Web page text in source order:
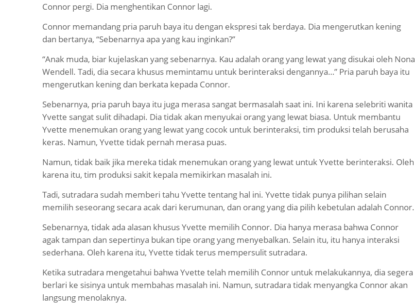
Connor pergi. Dia menghentikan Connor lagi.
Connor memandang pria paruh baya itu dengan ekspresi tak berdaya. Dia mengerutkan kening
dan bertanya, “Sebenarnya apa yang kau inginkan?”
“Anak muda, biar kujelaskan yang sebenarnya. Kau adalah orang yang lewat yang disukai oleh Nona
Wendell. Tadi, dia secara khusus memintamu untuk berinteraksi dengannya…” Pria paruh baya itu
mengerutkan kening dan berkata kepada Connor.
Sebenarnya, pria paruh baya itu juga merasa sangat bermasalah saat ini. Ini karena selebriti wanita
Yvette sangat sulit dihadapi. Dia tidak akan menyukai orang yang lewat biasa. Untuk membantu
Yvette menemukan orang yang lewat yang cocok untuk berinteraksi, tim produksi telah berusaha
keras. Namun, Yvette tidak pernah merasa puas.
Namun, tidak baik jika mereka tidak menemukan orang yang lewat untuk Yvette berinteraksi. Oleh
karena itu, tim produksi sakit kepala memikirkan masalah ini.
Tadi, sutradara sudah memberi tahu Yvette tentang hal ini. Yvette tidak punya pilihan selain
memilih seseorang secara acak dari kerumunan, dan orang yang dia pilih kebetulan adalah Connor.
Sebenarnya, tidak ada alasan khusus Yvette memilih Connor. Dia hanya merasa bahwa Connor
agak tampan dan sepertinya bukan tipe orang yang menyebalkan. Selain itu, itu hanya interaksi
sederhana. Oleh karena itu, Yvette tidak terus mempersulit sutradara.
Ketika sutradara mengetahui bahwa Yvette telah memilih Connor untuk melakukannya, dia segera
berlari ke sisinya untuk membahas masalah ini. Namun, sutradara tidak menyangka Connor akan
langsung menolaknya.